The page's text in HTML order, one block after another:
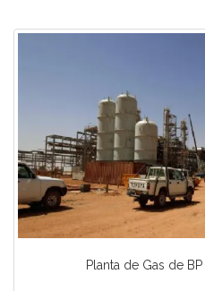
Planta de Gas de